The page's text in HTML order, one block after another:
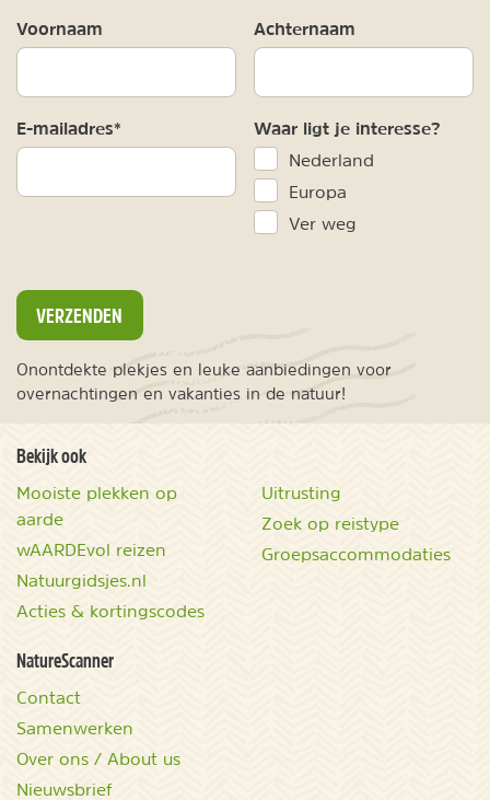
Voornaam Achternaam
E-mailadres* Waar ligt je interesse?
Nederland
Europa
Ver weg
VERZENDEN
Onontdekte plekjes en leuke aanbiedingen voor
overnachtingen en vakanties in de natuur!
Bekijk ook
Mooiste plekken op
aarde
wAARDEvol reizen
Natuurgidsjes.nl
Acties & kortingscodes
Uitrusting
Zoek op reistype
Groepsaccommodaties
NatureScanner
Contact
Samenwerken
Over ons / About us
Nieuwsbrief